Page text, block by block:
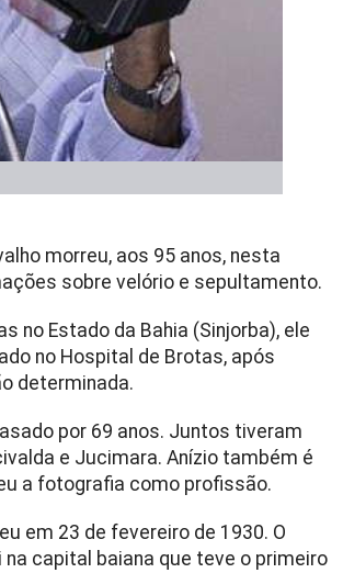
morreu, aos 95 anos, nesta
sobre velório e sepultamento.
no Estado da Bahia (Sinjorba), ele
no Hospital de Brotas, após
determinada.
por 69 anos. Juntos tiveram
e Jucimara. Anízio também é
a fotografia como profissão.
em 23 de fevereiro de 1930. O
capital baiana que teve o primeiro